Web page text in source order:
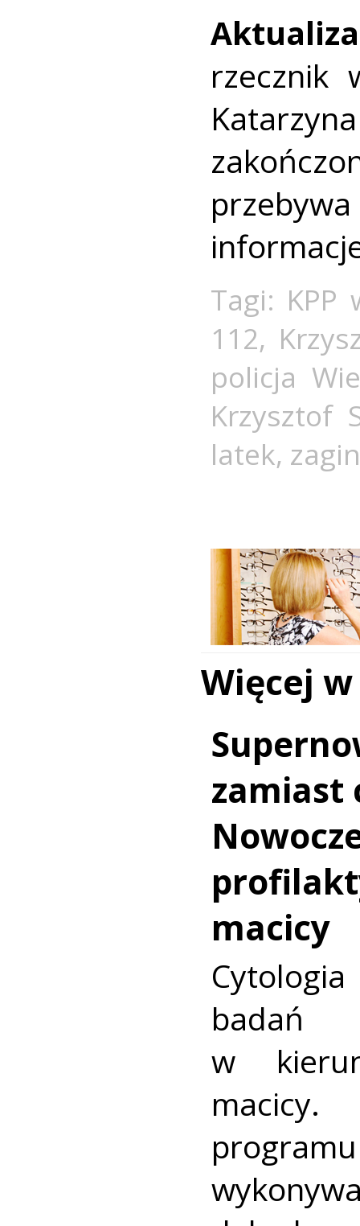
rzecznik
Tagi: KPP
112,
policja
Krzysztof
latek,
Więcej
zamiast
macicy
badań
w